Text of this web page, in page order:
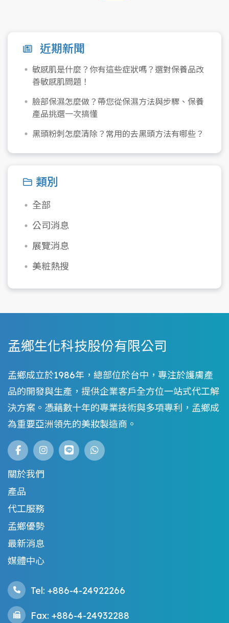
近期新聞
敏感肌是什麼？你有這些症狀嗎？選對保養品改
善敏感肌問題！
臉部保濕怎麼做？帶您從保濕方法與步驟、保養
產品挑選一次搞懂
黑頭粉刺怎麼清除？常用的去黑頭方法有哪些？
類別
全部
公司消息
展覽消息
美粧熱搜
孟鄉生化科技股份有限公司
孟鄉成立於1986年，總部位於台中，專注於護膚產
品的開發與生產，提供企業客戶全方位一站式代工解
決方案。憑藉數十年的專業技術與多項專利，孟鄉成
為重要亞洲領先的美妝製造商。
關於我們
產品
代工服務
孟鄉優勢
最新消息
媒體中心
Tel: +886-4-24922266
Fax: +886-4-24932288